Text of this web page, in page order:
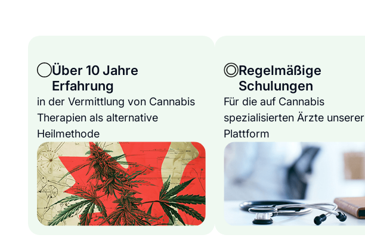
Über 10 Jahre
Erfahrung
in der Vermittlung von Cannabis
Therapien als alternative
Heilmethode
Regelmäßige
Schulungen
Für die auf Cannabis
spezialisierten Ärzte unserer
Plattform